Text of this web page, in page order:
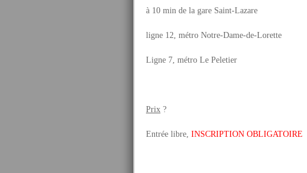
à 10 min de la gare Saint-Lazare
ligne 12, métro Notre-Dame-de-Lorette
Ligne 7, métro Le Peletier
Prix ?
Entrée libre, INSCRIPTION OBLIGATOIRE